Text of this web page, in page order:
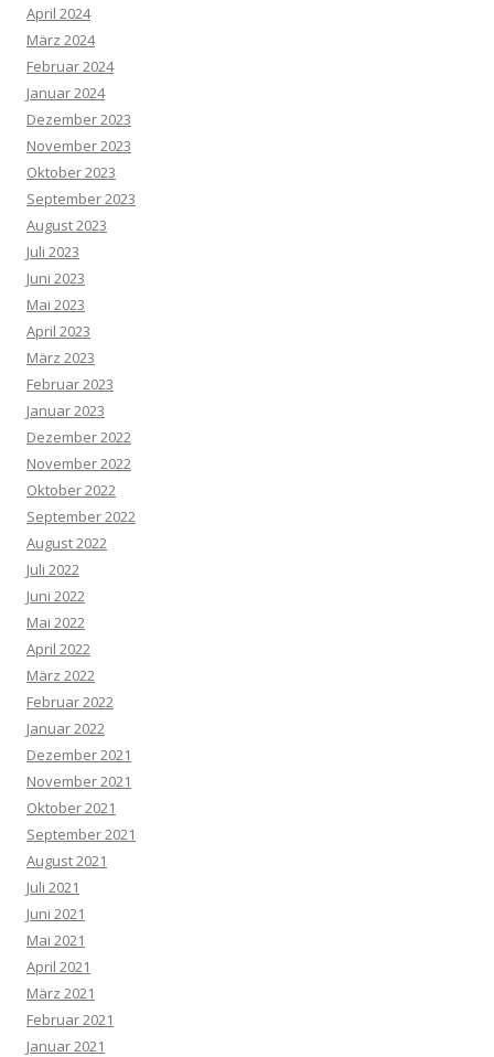
April 2024
März 2024
Februar 2024
Januar 2024
Dezember 2023
November 2023
Oktober 2023
September 2023
August 2023
Juli 2023
Juni 2023
Mai 2023
April 2023
März 2023
Februar 2023
Januar 2023
Dezember 2022
November 2022
Oktober 2022
September 2022
August 2022
Juli 2022
Juni 2022
Mai 2022
April 2022
März 2022
Februar 2022
Januar 2022
Dezember 2021
November 2021
Oktober 2021
September 2021
August 2021
Juli 2021
Juni 2021
Mai 2021
April 2021
März 2021
Februar 2021
Januar 2021